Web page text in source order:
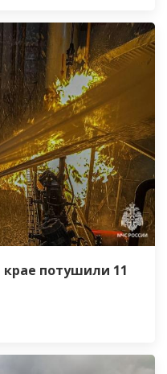
крае потушили 11